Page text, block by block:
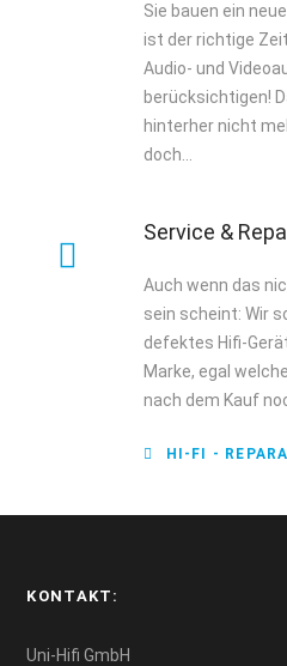
Sie bauen ein
ist der richtige
Audio- und
berücksichtigen!
hinterher nicht
doch...
Service &
Auch wenn das
sein scheint: Wir
defektes Hifi-
Marke, egal
nach dem Kauf
HI-FI -
KONTAKT:
Uni-Hifi GmbH